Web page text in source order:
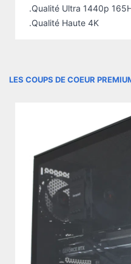
.Qualité Ultra 1440p
.Qualité Haute 4K
LES COUPS DE COEUR
PC Gamer RTX